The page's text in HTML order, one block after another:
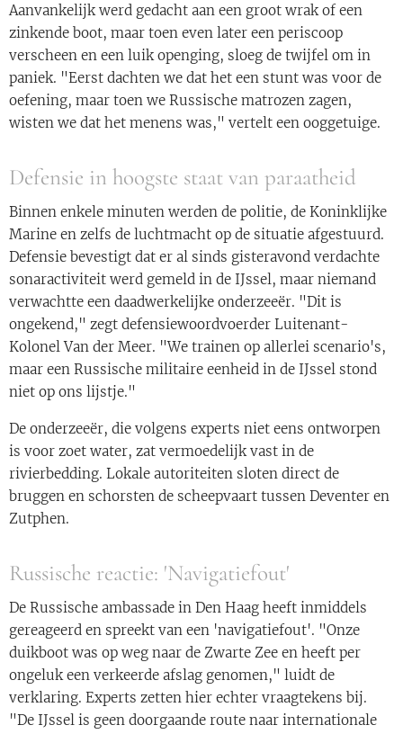
Aanvankelijk werd gedacht aan een groot wrak of een
zinkende boot, maar toen even later een periscoop
verscheen en een luik openging, sloeg de twijfel om in
paniek. "Eerst dachten we dat het een stunt was voor de
oefening, maar toen we Russische matrozen zagen,
wisten we dat het menens was," vertelt een ooggetuige.
Defensie in hoogste staat van paraatheid
Binnen enkele minuten werden de politie, de Koninklijke
Marine en zelfs de luchtmacht op de situatie afgestuurd.
Defensie bevestigt dat er al sinds gisteravond verdachte
sonaractiviteit werd gemeld in de IJssel, maar niemand
verwachtte een daadwerkelijke onderzeeër. "Dit is
ongekend," zegt defensiewoordvoerder Luitenant-
Kolonel Van der Meer. "We trainen op allerlei scenario's,
maar een Russische militaire eenheid in de IJssel stond
niet op ons lijstje."
De onderzeeër, die volgens experts niet eens ontworpen
is voor zoet water, zat vermoedelijk vast in de
rivierbedding. Lokale autoriteiten sloten direct de
bruggen en schorsten de scheepvaart tussen Deventer en
Zutphen.
Russische reactie: 'Navigatiefout'
De Russische ambassade in Den Haag heeft inmiddels
gereageerd en spreekt van een 'navigatiefout'. "Onze
duikboot was op weg naar de Zwarte Zee en heeft per
ongeluk een verkeerde afslag genomen," luidt de
verklaring. Experts zetten hier echter vraagtekens bij.
"De IJssel is geen doorgaande route naar internationale